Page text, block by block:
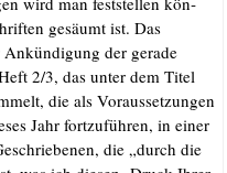
gesäumt ist. Das
der gera­de
2/​3, das unter dem Titel
die als Vor­aus­set­zun­gen
Jahr fort­zu­füh­ren, in einer
die „durch die